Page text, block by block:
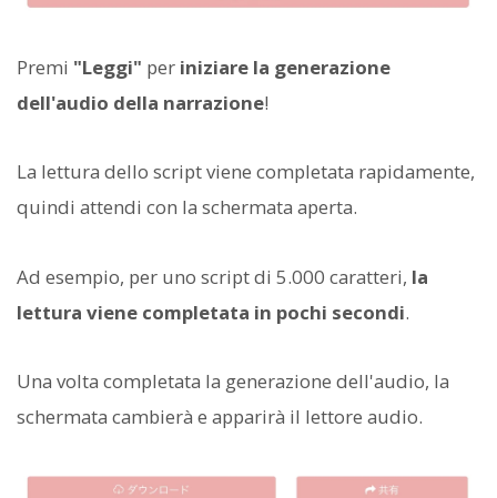
Premi "Leggi" per iniziare la generazione
dell'audio della narrazione!
La lettura dello script viene completata rapidamente,
quindi attendi con la schermata aperta.
Ad esempio, per uno script di 5.000 caratteri, la
lettura viene completata in pochi secondi.
Una volta completata la generazione dell'audio, la
schermata cambierà e apparirà il lettore audio.